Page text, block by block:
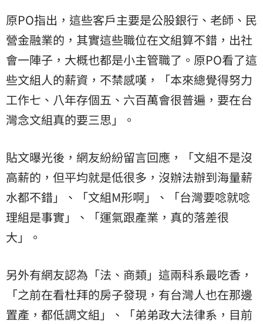
原PO指出，這些客戶主要是公股銀行、老師、民
營金融業的，其實這些職位在文組算不錯，出社
會一陣子，大概也都是小主管職了。原PO看了這
些文組人的薪資，不禁感嘆，「本來總覺得努力
工作七、八年存個五、六百萬會很普遍，要在台
灣念文組真的要三思」。
貼文曝光後，網友紛紛留言回應，「文組不是沒
高薪的，但平均就是低很多，沒辦法辦到海量薪
水都不錯」、「文組M形啊」、「台灣要唸就唸
理組是事實」、「運氣跟產業，真的落差很
大」。
另外有網友認為「法、商類」這兩科系最吃香，
「之前在看杜拜的房子發現，有台灣人也在那邊
置產，都低調文組」、「弟弟政大法律系，目前